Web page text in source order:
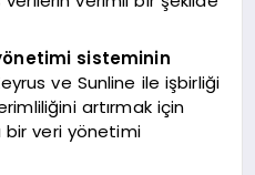
sisteminin
ve Sunline ile işbirliği
artırmak için
bir veri yönetimi